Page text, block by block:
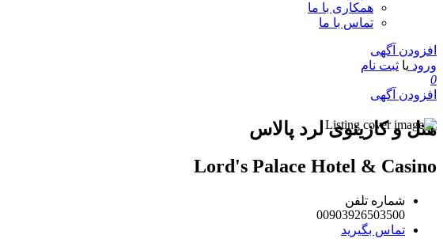
همکاری با ما
تماس با ما
افزودن آگهی
ورود یا ثبت نام
0
افزودن آگهی
هتل و کازینوی لرد پالاس
Lord's Palace Hotel & Casino
شماره تلفن
00903926503500
تماس بگیرید